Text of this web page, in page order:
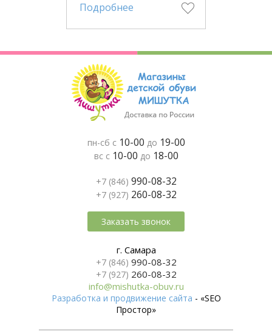
Подробнее
пн-сб с 10-00 до 19-00
вс с 10-00 до 18-00
+7 (846) 990-08-32
+7 (927) 260-08-32
Заказать звонок
г. Самара
+7 (846) 990-08-32
+7 (927) 260-08-32
info@mishutka-obuv.ru
Разработка и продвижение сайта - «SEO
Простор»